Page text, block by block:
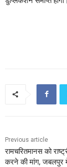
Previous article
रामचरितमानस को
करने की मांग, जबलपुर में